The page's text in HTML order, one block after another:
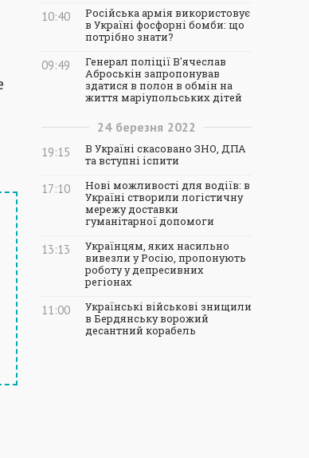
10:40
Російська армія використовує
в Україні фосфорні бомби: що
потрібно знати?
09:49
Генерал поліції В'ячеслав
Аброськін запропонував
здатися в полон в обмін на
життя маріупольських дітей
24 березня 2022
19:15
В Україні скасовано ЗНО, ДПА
та вступні іспити
17:10
Нові можливості для водіїв: в
Україні створили логістичну
мережу доставки
гуманітарної допомоги
13:13
Українцям, яких насильно
вивезли у Росію, пропонують
роботу у депресивних
регіонах
11:00
Українські військові знищили
в Бердянську ворожий
десантний корабель